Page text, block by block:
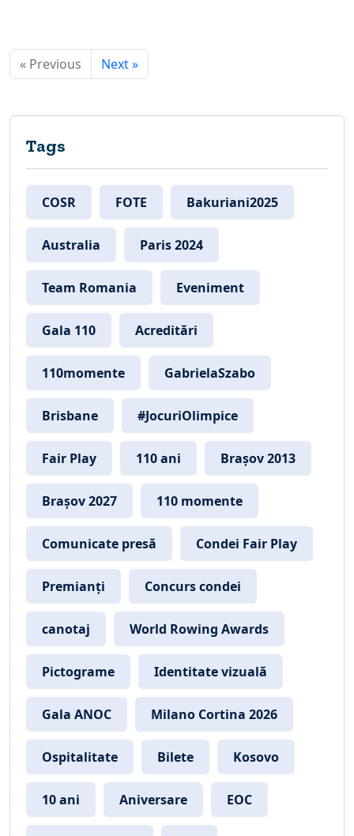
« Previous Next »
Tags
COSR FOTE Bakuriani2025
Australia Paris 2024
Team Romania Eveniment
Gala 110 Acreditări
110momente GabrielaSzabo
Brisbane #JocuriOlimpice
Fair Play 110 ani Brașov 2013
Brașov 2027 110 momente
Comunicate presă Condei Fair Play
Premianți Concurs condei
canotaj World Rowing Awards
Pictograme Identitate vizuală
Gala ANOC Milano Cortina 2026
Ospitalitate Bilete Kosovo
10 ani Aniversare EOC